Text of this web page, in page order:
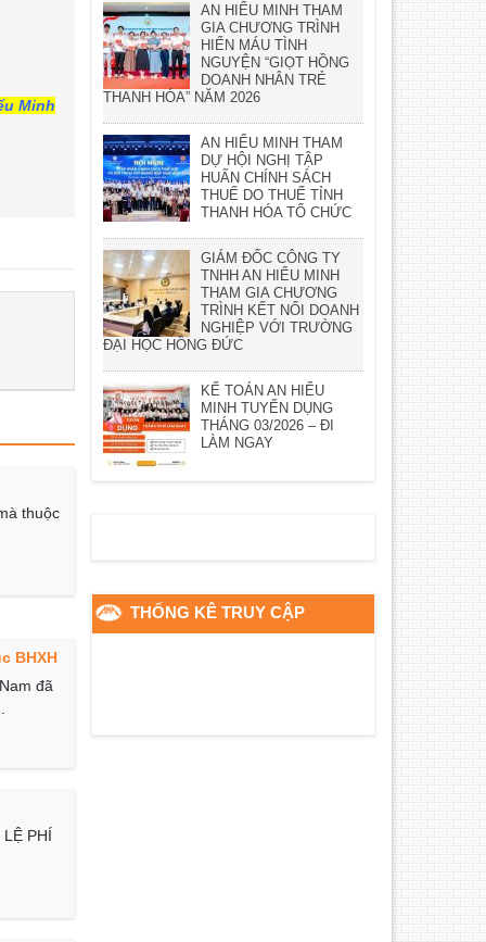
Minh
thuộc
BHXH
đã
PHÍ
AN HIỂU MINH THAM
GIA CHƯƠNG TRÌNH
HIẾN MÁU TÌNH
NGUYỆN “GIỌT HỒNG
DOANH NHÂN TRẺ
THANH HÓA” NĂM 2026
AN HIỂU MINH THAM
DỰ HỘI NGHỊ TẬP
HUẤN CHÍNH SÁCH
THUẾ DO THUẾ TỈNH
THANH HÓA TỔ CHỨC
GIÁM ĐỐC CÔNG TY
TNHH AN HIỂU MINH
THAM GIA CHƯƠNG
TRÌNH KẾT NỐI DOANH
NGHIỆP VỚI TRƯỜNG
ĐẠI HỌC HỒNG ĐỨC
KẾ TOÁN AN HIỂU
MINH TUYỂN DỤNG
THÁNG 03/2026 – ĐI
LÀM NGAY
THỐNG KÊ TRUY CẬP